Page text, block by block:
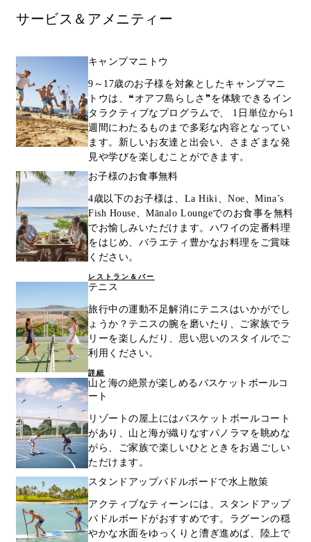
サービス＆アメニティー
キャンプマニトウ
9～17歳のお子様を対象としたキャンプマニ
トウは、❝オアフ島らしさ❞を体験できるイン
タラクティブなプログラムで、 1日単位から1
週間にわたるものまで多彩な内容となってい
ます。新しいお友達と出会い、さまざまな発
見や学びを楽しむことができます。
お子様のお食事無料
4歳以下のお子様は、La Hiki、Noe、Mina’s
Fish House、Mānalo Loungeでのお食事を無料
でお愉しみいただけます。ハワイの定番料理
をはじめ、バラエティ豊かなお料理をご賞味
ください。
レストラン＆バー
テニス
旅行中の運動不足解消にテニスはいかがでし
ょうか？テニスの腕を磨いたり、ご家族でラ
リーを楽しんだり、思い思いのスタイルでご
利用ください。
詳細
山と海の絶景が楽しめるバスケットボールコ
ート
リゾートの屋上にはバスケットボールコート
があり、山と海が織りなすパノラマを眺めな
がら、ご家族で楽しいひとときをお過ごしい
ただけます。
スタンドアップパドルボードで水上散策
アクティブなティーンには、スタンドアップ
パドルボードがおすすめです。ラグーンの穏
やかな水面をゆっくりと漕ぎ進めば、陸上で